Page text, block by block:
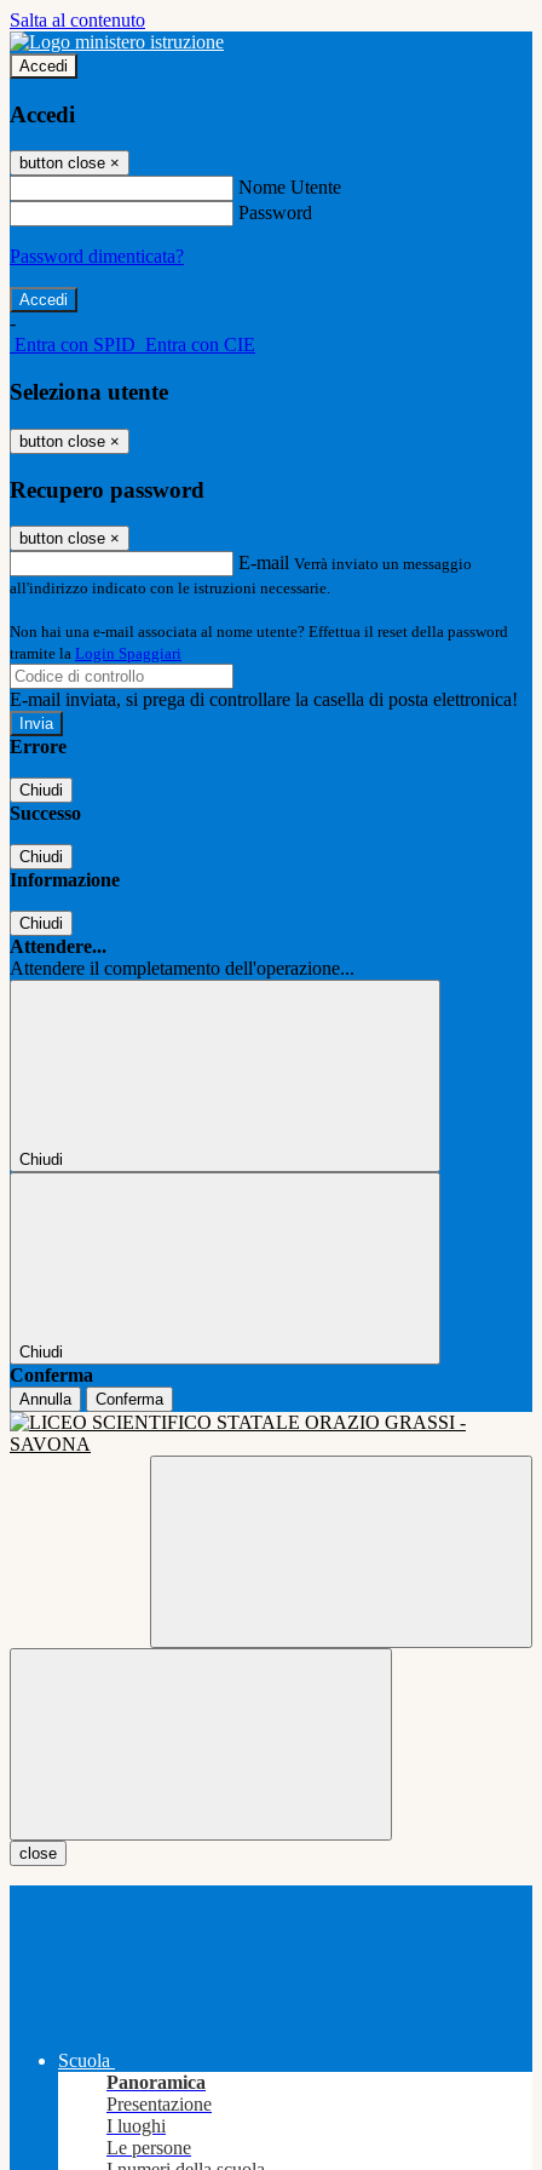
Salta al contenuto
Accedi
Accedi
button close ×
Nome Utente
Password
Password dimenticata?
-
Entra con SPID Entra con CIE
Seleziona utente
button close ×
Recupero password
button close ×
E-mail Verrà inviato un messaggio
all'indirizzo indicato con le istruzioni necessarie.
Non hai una e-mail associata al nome utente? Effettua il reset della password
tramite la Login Spaggiari
E-mail inviata, si prega di controllare la casella di posta elettronica!
Errore
Chiudi
Successo
Chiudi
Informazione
Chiudi
Attendere...
Attendere il completamento dell'operazione...
Chiudi
Chiudi
Conferma
Annulla Conferma
close
Scuola
Panoramica
Presentazione
I luoghi
Le persone